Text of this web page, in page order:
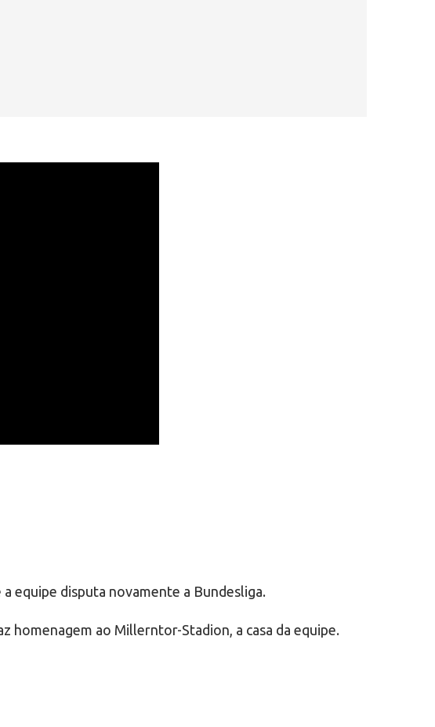
a equipe disputa novamente a Bundesliga.
homenagem ao Millerntor-Stadion, a casa da equipe.